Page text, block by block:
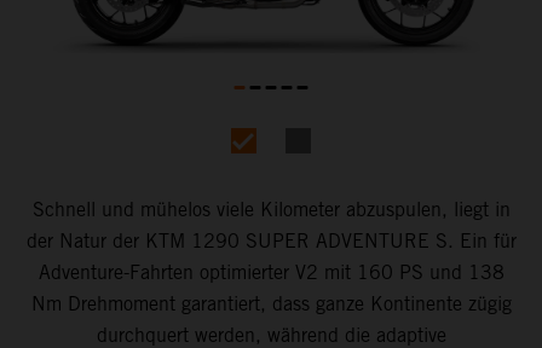
Schnell und mühelos viele Kilometer abzuspulen, liegt in
der Natur der KTM 1290 SUPER ADVENTURE S. Ein für
Adventure-Fahrten optimierter V2 mit 160 PS und 138
Nm Drehmoment garantiert, dass ganze Kontinente zügig
durchquert werden, während die adaptive